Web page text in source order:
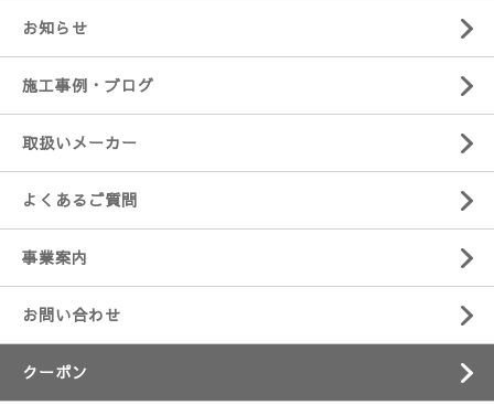
お知らせ
施工事例・ブログ
取扱いメーカー
よくあるご質問
事業案内
お問い合わせ
クーポン